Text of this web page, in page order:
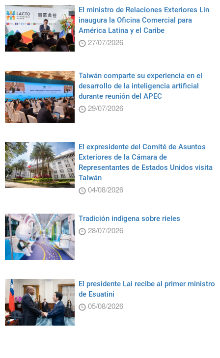
El ministro de Relaciones Exteriores Lin
inaugura la Oficina Comercial para
América Latina y el Caribe
27/07/2026
Taiwán comparte su experiencia en el
desarrollo de la inteligencia artificial
durante reunión del APEC
29/07/2026
El expresidente del Comité de Asuntos
Exteriores de la Cámara de
Representantes de Estados Unidos visita
Taiwán
04/08/2026
Tradición indígena sobre rieles
28/07/2026
El presidente Lai recibe al primer ministro
de Esuatini
05/08/2026